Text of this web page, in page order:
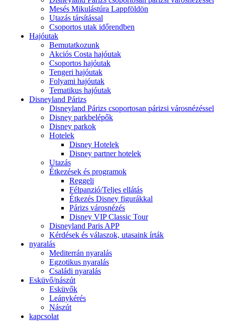
Mesés Mikulástúra Lappföldön
Utazás társítással
Csoportos utak időrendben
Hajóutak
Bemutatkozunk
Akciós Costa hajóutak
Csoportos hajóutak
Tengeri hajóutak
Folyami hajóutak
Tematikus hajóutak
Disneyland Párizs
Disneyland Párizs csoportosan párizsi városnézéssel
Disney parkbelépők
Disney parkok
Hotelek
Disney Hotelek
Disney partner hotelek
Utazás
Étkezések és programok
Reggeli
Félpanzió/Teljes ellátás
Étkezés Disney figurákkal
Párizs városnézés
Disney VIP Classic Tour
Disneyland Paris APP
Kérdések és válaszok, utasaink írták
nyaralás
Mediterrán nyaralás
Egzotikus nyaralás
Családi nyaralás
Esküvő/nászút
Esküvők
Leánykérés
Nászút
kapcsolat